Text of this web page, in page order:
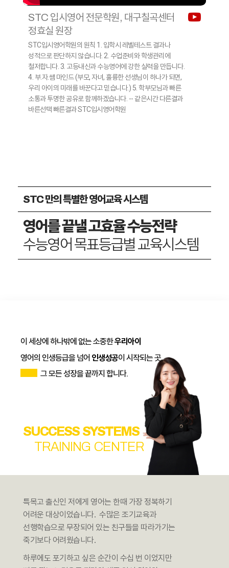
STC 입시영어 전문학원, 대구칠곡센터
정효실 원장
STC입시영어학원의 원칙 1. 입학시 레벨테스트 결과나
성적으로 판단하지 않습니다. 2. 수업준비와 학생관리에
철저합니다. 3. 고등내신과 수능영어에 강한 실력을 만듭니다.
4. 부.자.쌤 마인드 (부모, 자녀, 훌륭한 선생님이 하나가 되면,
우리 아이의 미래를 바꾼다고 믿습니다.) 5. 학부모님과 빠른
소통과 투명한 공유로 함께하겠습니다. -- 같은시간 다른결과
바른선택 빠른결과 STC입시영어학원
STC 만의 특별한 영어교육 시스템
영어를 끝낼 고효율 수능전략
수능영어 목표등급별 교육시스템
이 세상에 하나밖에 없는 소중한우리아이
영어의 인생등급을 넘어 인생성공이 시작되는 곳
그 모든 성장을 끝까지 합니다.
TRAINING CENTER
SUCCESS SYSTEMS
특목고 출신인 저에게 영어는 한때 가장 정복하기
어려운 대상이었습니다. 수많은 조기교육과
선행학습으로 무장되어 있는 친구들을 따라가기는
죽기보다 어려웠습니다.
하루에도 포기하고 싶은 순간이 수십 번 이었지만